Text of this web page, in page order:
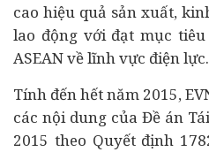
cao hiệu quả sản xuất,
lao động với đạt mục
ASEAN về lĩnh vực điện lực.
Tính đến hết năm 2015,
các nội dung của Đề án
2015 theo Quyết định